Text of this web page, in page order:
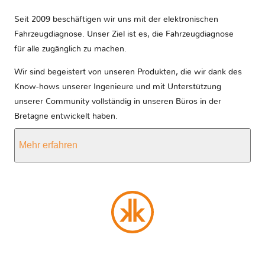
Seit 2009 beschäftigen wir uns mit der elektronischen
Fahrzeugdiagnose. Unser Ziel ist es, die Fahrzeugdiagnose
für alle zugänglich zu machen.
Wir sind begeistert von unseren Produkten, die wir dank des
Know-hows unserer Ingenieure und mit Unterstützung
unserer Community vollständig in unseren Büros in der
Bretagne entwickelt haben.
Mehr erfahren